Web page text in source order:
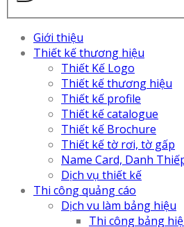
Giới thiệu
Thiết kế thương hiệu
Thiết Kế Logo
Thiết kế thương hiệu
Thiết kế profile
Thiết kế catalogue
Thiết kế Brochure
Thiết kế tờ rơi, tờ gấp
Name Card, Danh
Dịch vụ thiết kế
Thi công quảng cáo
Dịch vu làm bảng hiệu
Thi công bảng